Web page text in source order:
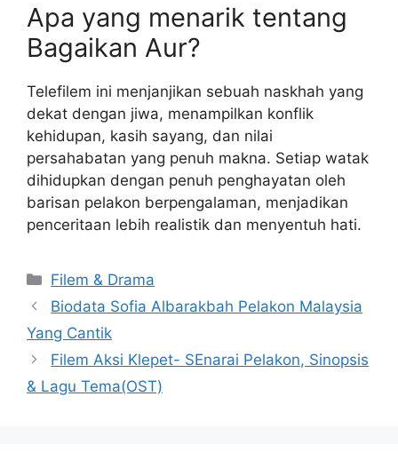
Apa yang menarik tentang
Bagaikan Aur?
Telefilem ini menjanjikan sebuah naskhah yang
dekat dengan jiwa, menampilkan konflik
kehidupan, kasih sayang, dan nilai
persahabatan yang penuh makna. Setiap watak
dihidupkan dengan penuh penghayatan oleh
barisan pelakon berpengalaman, menjadikan
penceritaan lebih realistik dan menyentuh hati.
Categories
Filem & Drama
Biodata Sofia Albarakbah Pelakon Malaysia
Yang Cantik
Filem Aksi Klepet- SEnarai Pelakon, Sinopsis
& Lagu Tema(OST)